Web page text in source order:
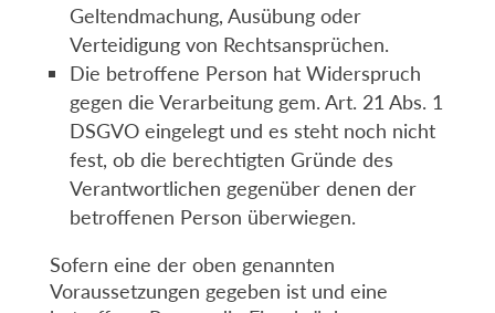
Geltendmachung, Ausübung oder
Verteidigung von Rechtsansprüchen.
Die betroffene Person hat Widerspruch
gegen die Verarbeitung gem. Art. 21 Abs. 1
DSGVO eingelegt und es steht noch nicht
fest, ob die berechtigten Gründe des
Verantwortlichen gegenüber denen der
betroffenen Person überwiegen.
Sofern eine der oben genannten
Voraussetzungen gegeben ist und eine